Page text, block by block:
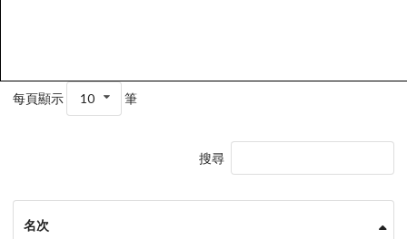
每頁顯示 10 筆
搜尋
名次